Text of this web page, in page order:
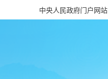
中央人民政府门户网站